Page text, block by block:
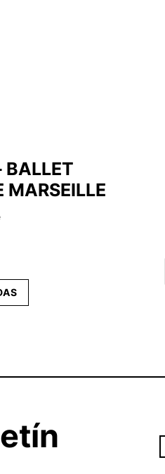
BALLET
MARSEILLE